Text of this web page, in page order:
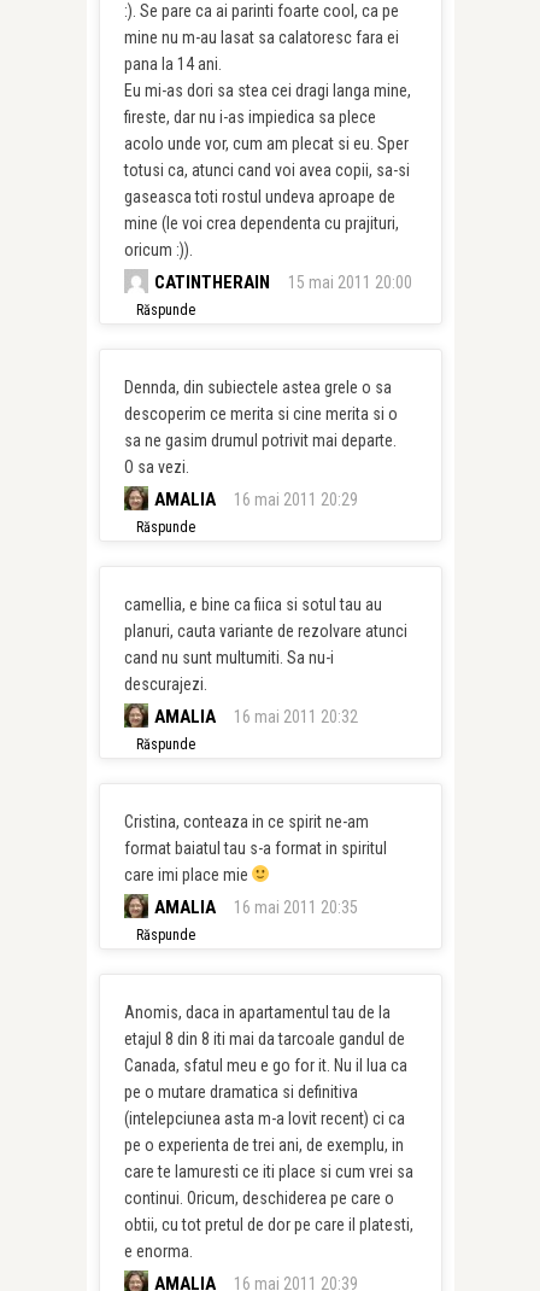
:). Se pare ca ai parinti foarte cool, ca pe
mine nu m-au lasat sa calatoresc fara ei
pana la 14 ani.
Eu mi-as dori sa stea cei dragi langa mine,
fireste, dar nu i-as impiedica sa plece
acolo unde vor, cum am plecat si eu. Sper
totusi ca, atunci cand voi avea copii, sa-si
gaseasca toti rostul undeva aproape de
mine (le voi crea dependenta cu prajituri,
oricum :)).
CATINTHERAIN 15 mai 2011 20:00
Răspunde
Dennda, din subiectele astea grele o sa
descoperim ce merita si cine merita si o
sa ne gasim drumul potrivit mai departe.
O sa vezi.
AMALIA 16 mai 2011 20:29
Răspunde
camellia, e bine ca fiica si sotul tau au
planuri, cauta variante de rezolvare atunci
cand nu sunt multumiti. Sa nu-i
descurajezi.
AMALIA 16 mai 2011 20:32
Răspunde
Cristina, conteaza in ce spirit ne-am
format baiatul tau s-a format in spiritul
care imi place mie
AMALIA 16 mai 2011 20:35
Răspunde
Anomis, daca in apartamentul tau de la
etajul 8 din 8 iti mai da tarcoale gandul de
Canada, sfatul meu e go for it. Nu il lua ca
pe o mutare dramatica si definitiva
(intelepciunea asta m-a lovit recent) ci ca
pe o experienta de trei ani, de exemplu, in
care te lamuresti ce iti place si cum vrei sa
continui. Oricum, deschiderea pe care o
obtii, cu tot pretul de dor pe care il platesti,
e enorma.
AMALIA 16 mai 2011 20:39